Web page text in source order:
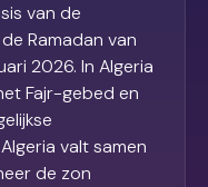
van de
Ramadan van
2026. In Algeria
Fajr-gebed en
valt samen
de zon